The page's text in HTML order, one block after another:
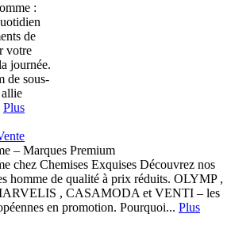
:
de
votre
journée.
de sous-
Plus
– Marques Premium
chez Chemises Exquises Découvrez nos
homme de qualité à prix réduits. OLYMP ,
, CASAMODA et VENTI – les
en promotion. Pourquoi... Plus